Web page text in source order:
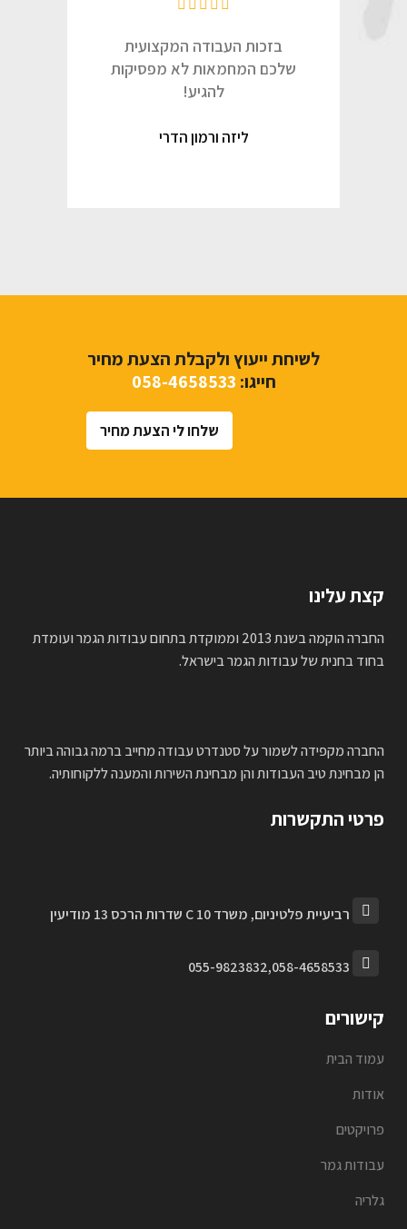
בזכות העבודה המקצועית
שלכם המחמאות לא מפסיקות
להגיע!
ליזה ורמון הדרי
לשיחת ייעוץ ולקבלת הצעת מחיר
חייגו: 058-4658533
שלחו לי הצעת מחיר
קצת עלינו
החברה הוקמה בשנת 2013 וממוקדת בתחום עבודות הגמר ועומדת
בחוד בחנית של עבודות הגמר בישראל.
החברה מקפידה לשמור על סטנדרט עבודה מחייב ברמה גבוהה ביותר
הן מבחינת טיב העבודות והן מבחינת השירות והמענה ללקוחותיה.
פרטי התקשרות
רביעיית פלטיניום, משרד C 10 שדרות הרכס 13 מודיעין
055-9823832,058-4658533
קישורים
עמוד הבית
אודות
פרויקטים
עבודות גמר
גלריה